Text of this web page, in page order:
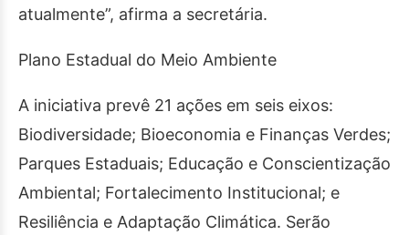
atualmente”, afirma a secretária.
Plano Estadual do Meio Ambiente
A iniciativa prevê 21 ações em seis eixos:
Biodiversidade; Bioeconomia e Finanças Verdes;
Parques Estaduais; Educação e Conscientização
Ambiental; Fortalecimento Institucional; e
Resiliência e Adaptação Climática. Serão